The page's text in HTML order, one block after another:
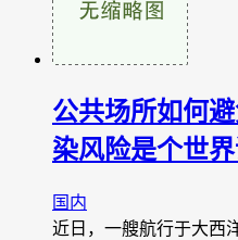
公共场所如何
染风险是个世
国内
近日，一艘航行于大西